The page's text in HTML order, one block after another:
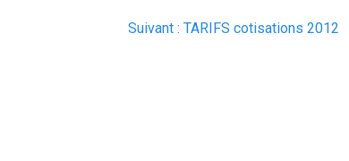
Suivant : Article
TARIFS cotisations 2012